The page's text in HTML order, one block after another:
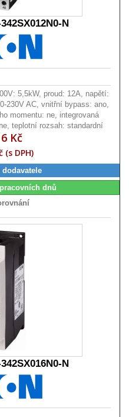
N
5,5kW, proud: 12A, napětí:
230V AC, vnitřní bypass: ano,
momentu: ne, integrovaná
teplotní rozsah: standardní
Kč
(s DPH)
dnů
N